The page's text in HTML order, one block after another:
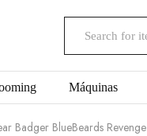
Máquinas
Badger BlueBeards Revenge